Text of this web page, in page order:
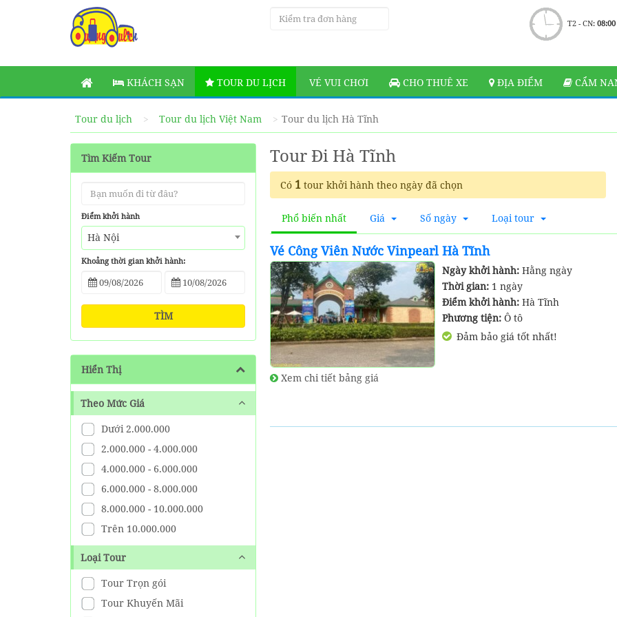
T2 - CN:
KHÁCH SẠN TOUR DU LỊCH VÉ VUI CHƠI CHO THUÊ XE ĐỊA ĐIỂM CẨM
Tour du lịch Tour du lịch Việt Nam Tour du lịch Hà Tĩnh
Tìm Kiếm Tour
Điểm khởi hành
Hà Nội
Khoảng thời gian khởi hành:
TÌM
Hiển Thị
Theo Mức Giá
Dưới 2.000.000
2.000.000 - 4.000.000
4.000.000 - 6.000.000
6.000.000 - 8.000.000
8.000.000 - 10.000.000
Trên 10.000.000
Loại Tour
Tour Trọn gói
Tour Khuyến Mãi
Tour Đi Hà Tĩnh
Có 1 tour khởi hành theo ngày đã chọn
Phổ biến nhất Giá Số ngày Loại tour
Vé Công Viên Nước Vinpearl Hà Tĩnh
Xem chi tiết bảng giá
Ngày khởi hành: Hằng ngày
Thời gian: 1 ngày
Điểm khởi hành: Hà Tĩnh
Phương tiện: Ô tô
Đảm bảo giá tốt nhất!